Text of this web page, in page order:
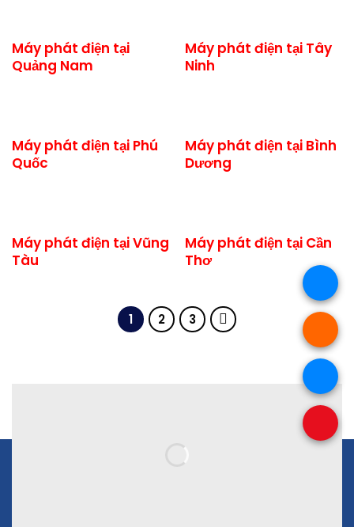
Máy phát điện tại
Quảng Nam
Máy phát điện tại Tây
Ninh
Máy phát điện tại Phú
Quốc
Máy phát điện tại Bình
Dương
Máy phát điện tại Vũng
Tàu
Máy phát điện tại Cần
Thơ
1 2 3